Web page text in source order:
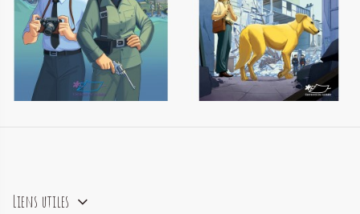
14,00 € 14,00 €
Liens utiles